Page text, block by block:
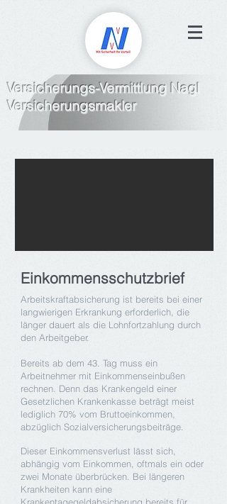
Versicherungs-Vermittlung Nagl
Versicherungsmakler
Einkommensschutzbrief
Arbeitskraftabsicherung ist bereits bei einer
langwierigen Erkrankung erforderlich, die
länger dauert als die Lohnfortzahlung durch
den Arbeitgeber.
Bereits ab dem 43. Tag muss ein
Arbeitnehmer mit Einkommenseinbußen
rechnen. Denn das Krankengeld einer
Gesetzlichen Krankenkasse beträgt meist
lediglich 70% vom Bruttoeinkommen,
abzüglich Sozialversicherungsbeiträge.
Dieser Einkommensverlust lässt sich,
abhängig vom Einkommen, oftmals ein oder
zwei Monate überbrücken. Bei längeren
Krankheiten kann eine